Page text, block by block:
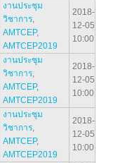
งานประชุม
วิชาการ,
AMTCEP,
AMTCEP2019
2018-
12-05
10:00
งานประชุม
วิชาการ,
AMTCEP,
AMTCEP2019
2018-
12-05
10:00
งานประชุม
วิชาการ,
AMTCEP,
AMTCEP2019
2018-
12-05
10:00